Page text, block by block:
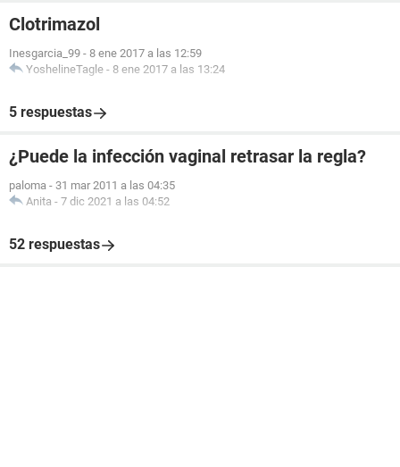
Clotrimazol
Inesgarcia_99 - 8 ene 2017 a las 12:59
YoshelineTagle - 8 ene 2017 a las 13:24
5 respuestas
¿Puede la infección vaginal retrasar la regla?
paloma - 31 mar 2011 a las 04:35
Anita - 7 dic 2021 a las 04:52
52 respuestas